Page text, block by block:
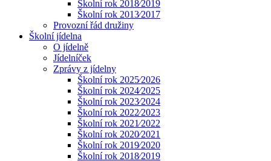
Školní rok 2018⁄2019
Školní rok 2013⁄2017
Provozní řád družiny
Školní jídelna
O jídelně
Jídelníček
Zprávy z jídelny
Školní rok 2025⁄2026
Školní rok 2024⁄2025
Školní rok 2023⁄2024
Školní rok 2022⁄2023
Školní rok 2021⁄2022
Školní rok 2020⁄2021
Školní rok 2019⁄2020
Školní rok 2018⁄2019